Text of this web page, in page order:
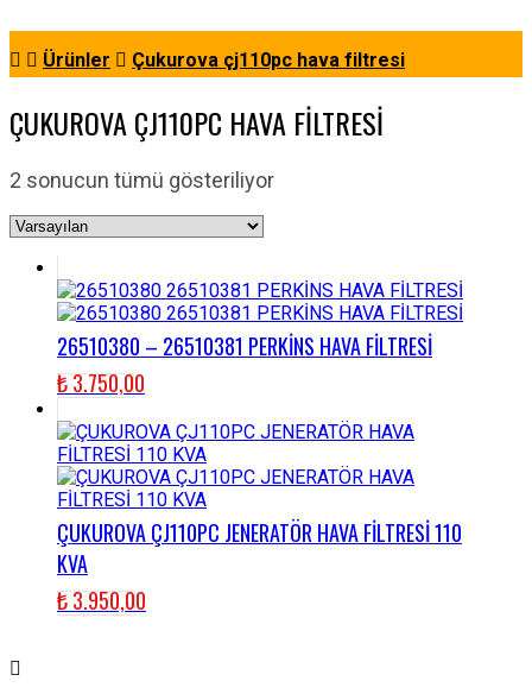
Ürünler Çukurova çj110pc hava filtresi
ÇUKUROVA ÇJ110PC HAVA FILTRESI
2 sonucun tümü gösteriliyor
26510380 – 26510381 PERKİNS HAVA FİLTRESİ
₺3.750,00
ÇUKUROVA ÇJ110PC JENERATÖR HAVA FİLTRESİ 110
KVA
₺3.950,00